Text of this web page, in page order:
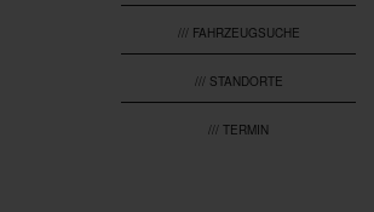
/// FAHRZEUGSUCHE
/// STANDORTE
/// TERMIN